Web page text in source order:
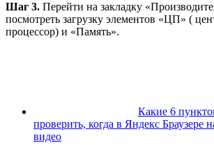
Шаг 3. Перейти на закладку
посмотреть загрузку элементов «ЦП» (
процессор) и «Память».
Какие 6
проверить, когда в Яндекс Браузере
видео